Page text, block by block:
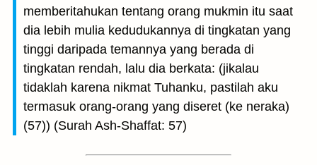
memberitahukan tentang orang mukmin itu saat
dia lebih mulia kedudukannya di tingkatan yang
tinggi daripada temannya yang berada di
tingkatan rendah, lalu dia berkata: (jikalau
tidaklah karena nikmat Tuhanku, pastilah aku
termasuk orang-orang yang diseret (ke neraka)
(57)) (Surah Ash-Shaffat: 57)